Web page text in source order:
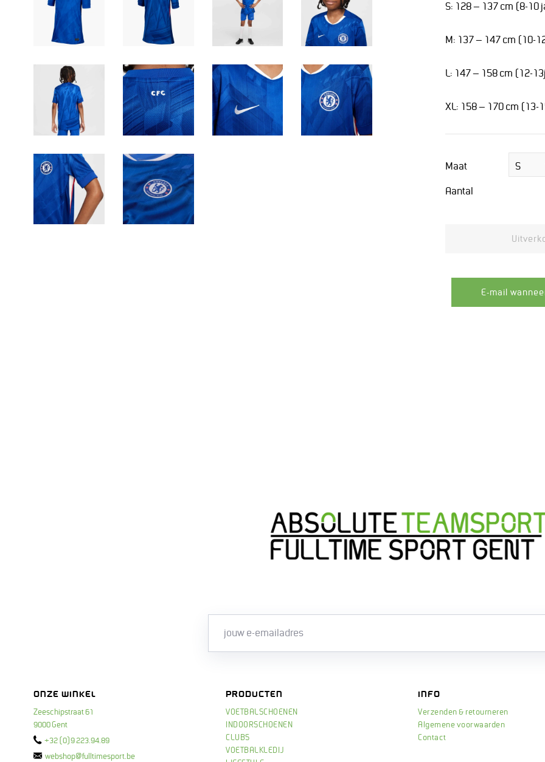
S: 128 – 137 cm (8-10
M: 137 – 147 cm (10-
L: 147 – 158 cm (12-
XL: 158 – 170 cm (13-
Maat
Aantal
E-mail
ONZE WINKEL
Zeeschipstraat 61
9000 Gent
+32 (0)9 223.94.89
webshop@fulltimesport.be
PRODUCTEN
VOETBALSCHOENEN
INDOORSCHOENEN
CLUBS
VOETBALKLEDIJ
INFO
Verzenden & retourneren
Algemene voorwaarden
Contact